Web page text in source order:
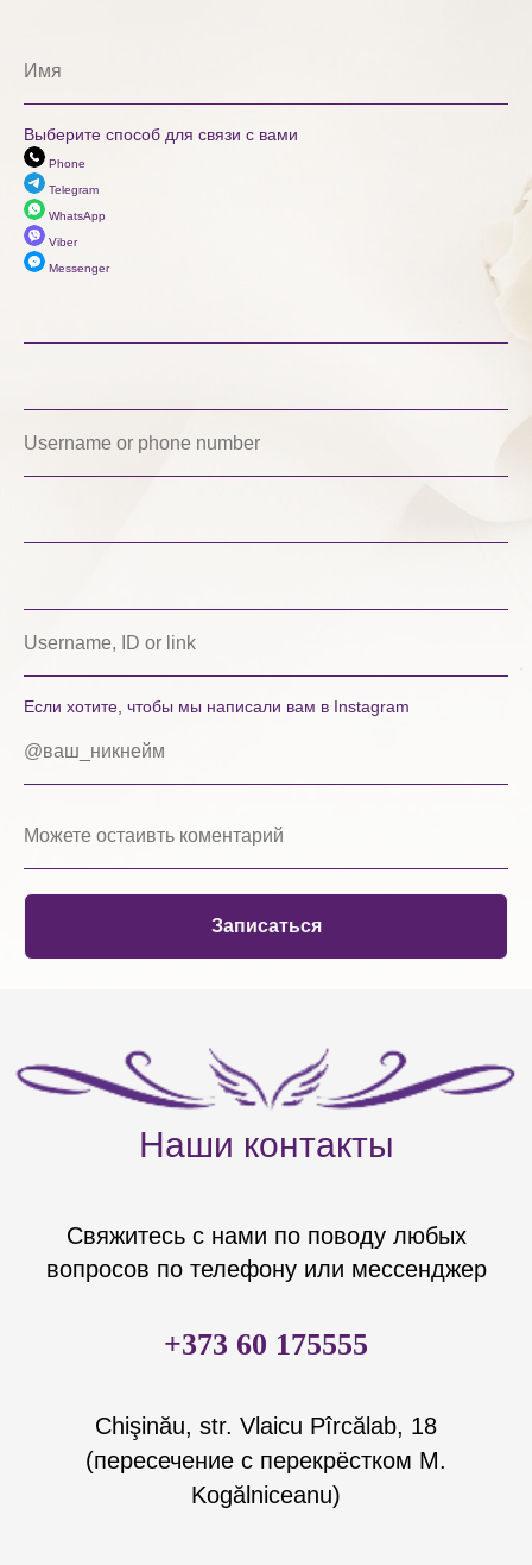
Выберите способ для связи с вами
Phone
Telegram
WhatsApp
Viber
Messenger
Если хотите, чтобы мы написали вам в Instagram
Записаться
Наши контакты
Свяжитесь с нами по поводу любых
вопросов по телефону или мессенджер
+373 60 175555
Chişinău, str. Vlaicu Pîrcălab, 18
(пересечение с перекрёстком M.
Kogălniceanu)